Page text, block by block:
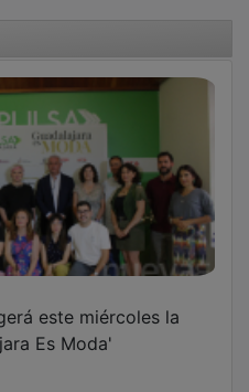
incorpora una app y
pedir servicio